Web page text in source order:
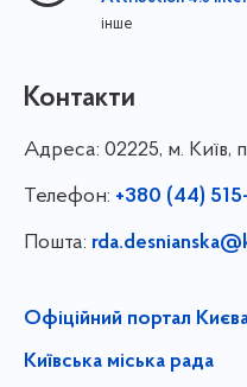
інше
Контакти
Адреса: 02225, м. Київ,
Телефон: +380 (44)
Пошта:
Офіційний портал
Київська міська рада